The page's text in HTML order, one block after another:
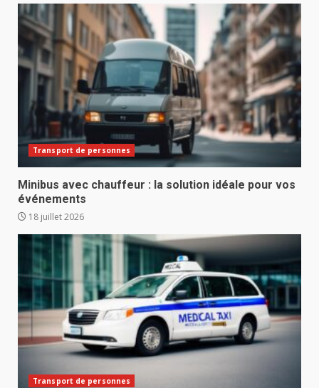
Transport de personnes
Minibus avec chauffeur : la solution idéale pour vos
événements
18 juillet 2026
Transport de personnes